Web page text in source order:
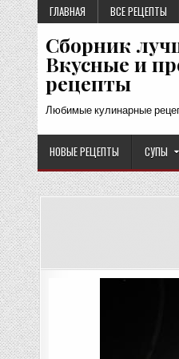
Перейти
к
содержимому
ГЛАВНАЯ ВСЕ РЕЦЕПТЫ
Сборник
Вкусные и
рецепты
Любимые кулинарные
НОВЫЕ РЕЦЕПТЫ СУПЫ